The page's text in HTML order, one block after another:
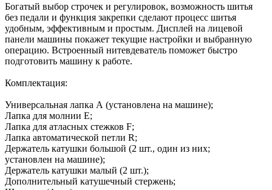
Богатый выбор строчек и регулировок, возможность шитья
без педали и функция закрепки сделают процесс шитья
удобным, эффективным и простым. Дисплей на лицевой
панели машины покажет текущие настройки и выбранную
операцию. Встроенный нитевдеватель поможет быстро
подготовить машину к работе.
Комплектация:
Универсальная лапка А (установлена на машине);
Лапка для молнии E;
Лапка для атласных стежков F;
Лапка автоматической петли R;
Держатель катушки большой (2 шт., один из них;
установлен на машине);
Держатель катушки малый (2 шт.);
Дополнительный катушечный стержень;